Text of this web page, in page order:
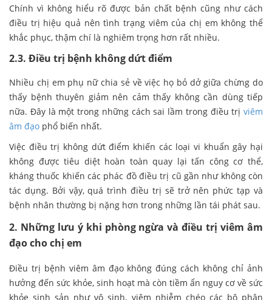
Chính vì không hiểu rõ được bản chất bệnh cũng như cách
điều trị hiệu quả nên tình trạng viêm của chị em không thể
khắc phục, thậm chí là nghiêm trọng hơn rất nhiều.
2.3. Điều trị bệnh không dứt điểm
Nhiều chị em phụ nữ chia sẻ về việc họ bỏ dở giữa chừng do
thấy bệnh thuyên giảm nên cảm thấy không cần dùng tiếp
nữa. Đây là một trong những cách sai lầm trong điều trị viêm
âm đạo phổ biến nhất.
Việc điều trị không dứt điểm khiến các loại vi khuẩn gây hại
không được tiêu diệt hoàn toàn quay lại tấn công cơ thể,
kháng thuốc khiến các phác đồ điều trị cũ gần như không còn
tác dụng. Bởi vậy, quá trình điều trị sẽ trở nên phức tạp và
bệnh nhân thường bị nặng hơn trong những lần tái phát sau.
2. Những lưu ý khi phòng ngừa và điều trị viêm âm
đạo cho chị em
Điều trị bệnh viêm âm đạo không đúng cách không chỉ ảnh
hưởng đến sức khỏe, sinh hoạt mà còn tiềm ẩn nguy cơ về sức
khỏe sinh sản như vô sinh, viêm nhiễm chéo các bộ phận